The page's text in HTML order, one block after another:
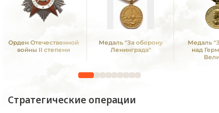
Орден Отечественной
войны II степени
Медаль "За оборону
Ленинграда"
Медаль
над
Стратегические операции